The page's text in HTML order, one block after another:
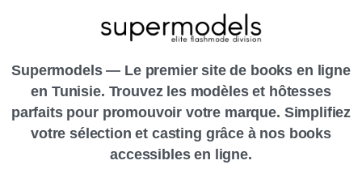
Supermodels — Le premier site de books en ligne
en Tunisie. Trouvez les modèles et hôtesses
parfaits pour promouvoir votre marque. Simplifiez
votre sélection et casting grâce à nos books
accessibles en ligne.